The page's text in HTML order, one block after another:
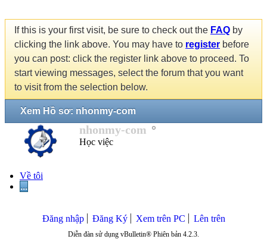
If this is your first visit, be sure to check out the FAQ by
clicking the link above. You may have to register before
you can post: click the register link above to proceed. To
start viewing messages, select the forum that you want
to visit from the selection below.
Xem Hồ sơ: nhonmy-com
nhonmy-com
Học việc
Về tôi
...
Đăng nhập Đăng Ký Xem trên PC Lên trên
Diễn đàn sử dụng vBulletin® Phiên bản 4.2.3.